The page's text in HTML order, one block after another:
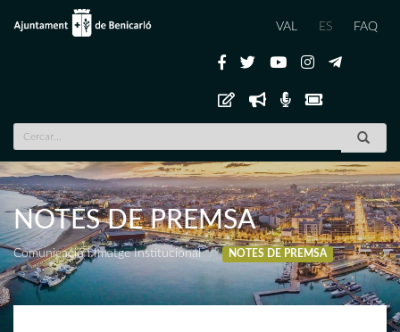
VAL ES FAQ
NOTES DE PREMSA
Comunicació i Imatge Institucional NOTES DE PREMSA